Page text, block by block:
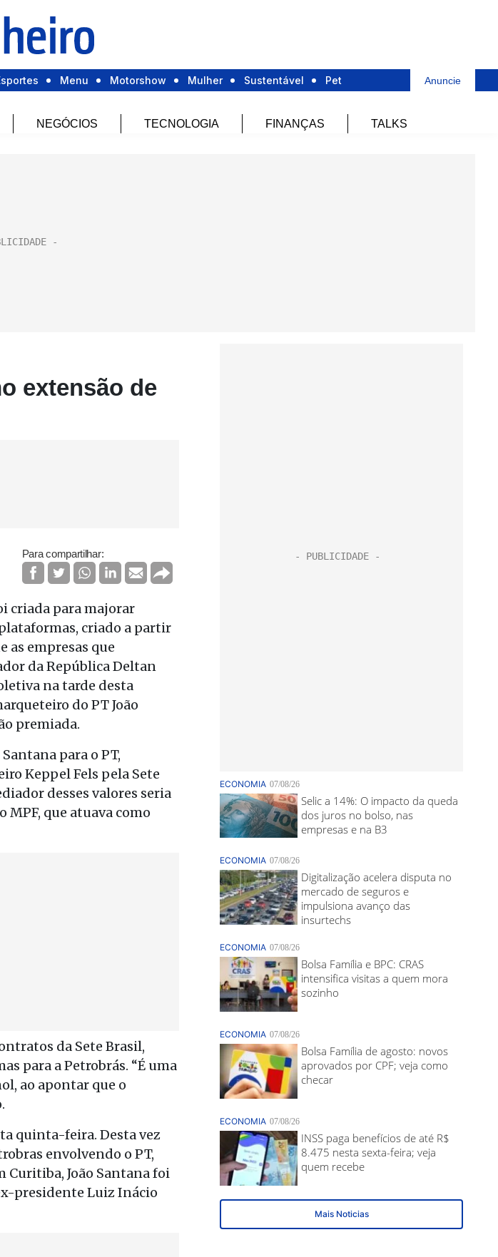
Menu Motorshow Mulher Sustentável Pet Anuncie
NEGÓCIOS TECNOLOGIA FINANÇAS TALKS
extensão de
Para compartilhar:
criada para majorar
criado a partir
as empresas que
da República Deltan
na tarde desta
do PT João
premiada.
para o PT,
Keppel Fels pela Sete
desses valores seria
que atuava como
da Sete Brasil,
para a Petrobrás. “É uma
ao apontar que o
quinta-feira. Desta vez
envolvendo o PT,
Curitiba, João Santana foi
presidente Luiz Inácio